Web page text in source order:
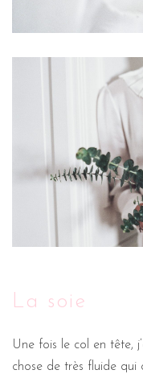
La soie
Une fois le col en tête,
chose de très fluide qui